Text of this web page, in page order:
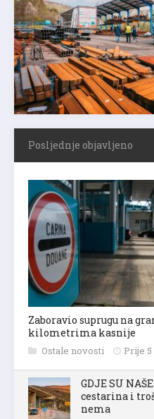
Posljednje objavljeno
Zaboravio suprugu na
kilometrima kasnije
Ostale novosti Prije
GDJE SU
cestarina i
nema